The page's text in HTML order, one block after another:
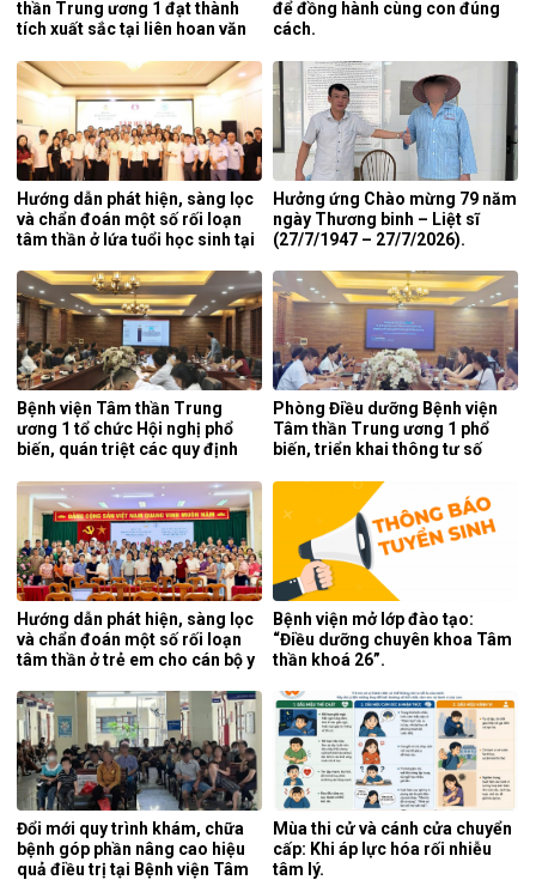
thần Trung ương 1 đạt thành
tích xuất sắc tại liên hoan văn
lần thứ 5 năm 2026.
để đồng hành cùng con đúng
cách.
Hướng dẫn phát hiện, sàng lọc
và chẩn đoán một số rối loạn
tâm thần ở lứa tuổi học sinh tại
Hưởng ứng Chào mừng 79 năm
ngày Thương binh – Liệt sĩ
(27/7/1947 – 27/7/2026).
Bệnh viện Tâm thần Trung
ương 1 tổ chức Hội nghị phổ
biến, quán triệt các quy định
Phòng Điều dưỡng Bệnh viện
Tâm thần Trung ương 1 phổ
biến, triển khai thông tư số
chuyên môn của điều dưỡng.
Hướng dẫn phát hiện, sàng lọc
và chẩn đoán một số rối loạn
tâm thần ở trẻ em cho cán bộ y
Bệnh viện mở lớp đào tạo:
“Điều dưỡng chuyên khoa Tâm
thần khoá 26”.
Đổi mới quy trình khám, chữa
bệnh góp phần nâng cao hiệu
quả điều trị tại Bệnh viện Tâm
Mùa thi cử và cánh cửa chuyển
cấp: Khi áp lực hóa rối nhiễu
tâm lý.